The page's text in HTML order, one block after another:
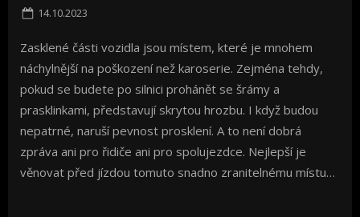
Posted
14.10.2023
Zasklené části vozidla jsou místem, které je mnohem
náchylnější na poškození než karoserie. Zejména tehdy,
pokud se budete po silnici prohánět se šrámy a
prasklinkami, představují skrytou hrozbu. I když budou
nepatrné, naruší pevnost prosklení. A to není dobrá
zpráva ani pro řidiče ani pro spolujezdce. Nejlepší je
věnovat před jízdou tomuto snadno zranitelnému místu…